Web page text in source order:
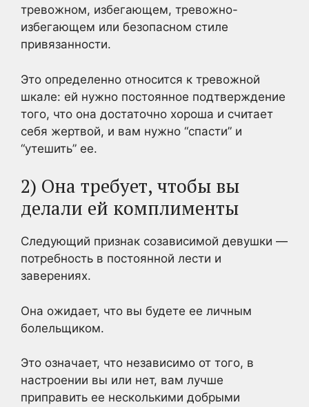
тревожном, избегающем, тревожно-
избегающем или безопасном стиле
привязанности.
Это определенно относится к тревожной
шкале: ей нужно постоянное подтверждение
того, что она достаточно хороша и считает
себя жертвой, и вам нужно “спасти” и
“утешить” ее.
2) Она требует, чтобы вы
делали ей комплименты
Следующий признак созависимой девушки —
потребность в постоянной лести и
заверениях.
Она ожидает, что вы будете ее личным
болельщиком.
Это означает, что независимо от того, в
настроении вы или нет, вам лучше
приправить ее несколькими добрыми